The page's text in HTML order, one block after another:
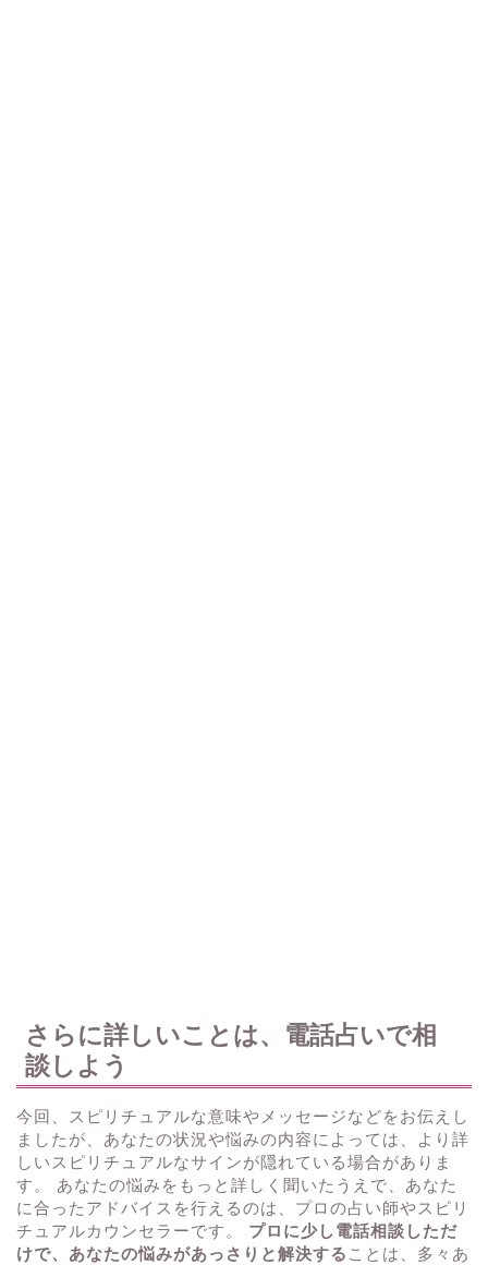
さらに詳しいことは、電話占いで相
談しよう
今回、スピリチュアルな意味やメッセージなどをお伝えし
ましたが、あなたの状況や悩みの内容によっては、より詳
しいスピリチュアルなサインが隠れている場合がありま
す。 あなたの悩みをもっと詳しく聞いたうえで、あなた
に合ったアドバイスを行えるのは、プロの占い師やスピリ
チュアルカウンセラーです。 プロに少し電話相談しただ
けで、あなたの悩みがあっさりと解決する ことは、多々あ